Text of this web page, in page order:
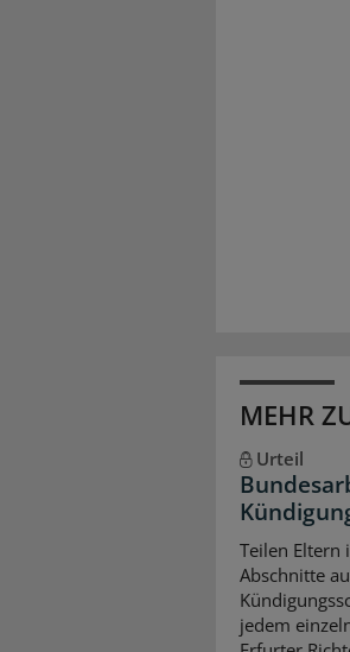
MEHR
Urteil
Teilen Eltern
Abschnitte
jedem